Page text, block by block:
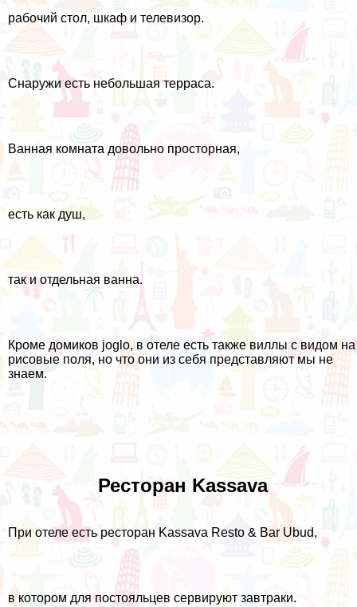
рабочий стол, шкаф и телевизор.
Снаружи есть небольшая терраса.
Ванная комната довольно просторная,
есть как душ,
так и отдельная ванна.
Кроме домиков joglo, в отеле есть также виллы с видом на
рисовые поля, но что они из себя представляют мы не
знаем.
Ресторан Kassava
При отеле есть ресторан Kassava Resto & Bar Ubud,
в котором для постояльцев сервируют завтраки.